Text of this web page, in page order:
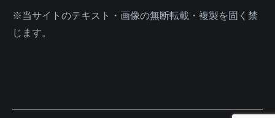
※当サイトのテキスト・画像の無断転載・複製を固く禁
じます。